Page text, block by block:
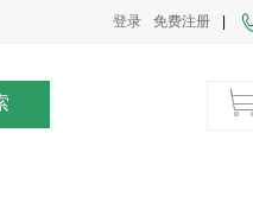
免费注册
登录